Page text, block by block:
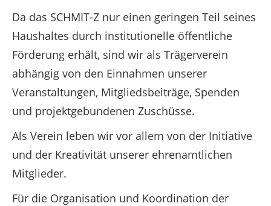
Da das SCHMIT-Z nur einen geringen Teil seines
Haushaltes durch institutionelle öffentliche
Förderung erhält, sind wir als Trägerverein
abhängig von den Einnahmen unserer
Veranstaltungen, Mitgliedsbeiträge, Spenden
und projektgebundenen Zuschüsse.
Als Verein leben wir vor allem von der Initiative
und der Kreativität unserer ehrenamtlichen
Mitglieder.
Für die Organisation und Koordination der